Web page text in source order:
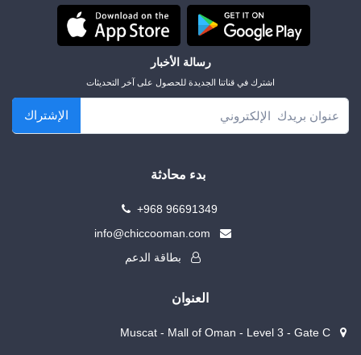
رسالة الأخبار
اشترك في قناتنا الجديدة للحصول على آخر التحديثات
الإشتراك
بدء محادثة
+968 96691349
بطاقة الدعم
العنوان